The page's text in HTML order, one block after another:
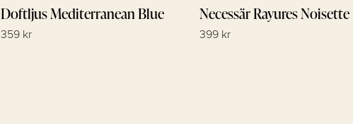
Doftljus Mediterranean Blue
359 kr
Necessär Rayures Noisette
399 kr